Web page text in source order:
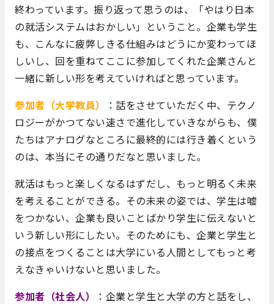
終わっています。振り返って思うのは、「やはり日本
の就活システムはおかしい」ということ。企業も学生
も、こんなに疲弊しきる仕組みはどうにか変わってほ
しいし、回を重ねてここに参加してくれた企業さんと
一緒に新しい形を考えていければと思っています。
参加者（大学教員）
：話をさせていただく中、テクノ
ロジーがかつてない速さで進化していきながらも、僕
たちはアナログなところに最終的には行き着くという
のは、本当にその通りだなと思いました。
就活はもっと楽しくなるはずだし、もっと明るく未来
を考えることができる。その未来の姿では、学生は嘘
をつかない、企業も良いことばかり学生に伝えないと
いう新しい形にしたい。そのためにも、企業と学生と
の接点をつくることは大学にいる人間としてもっと考
えなきゃいけないと思いました。
参加者（社会人）
：企業と学生と大学の方と話をし、